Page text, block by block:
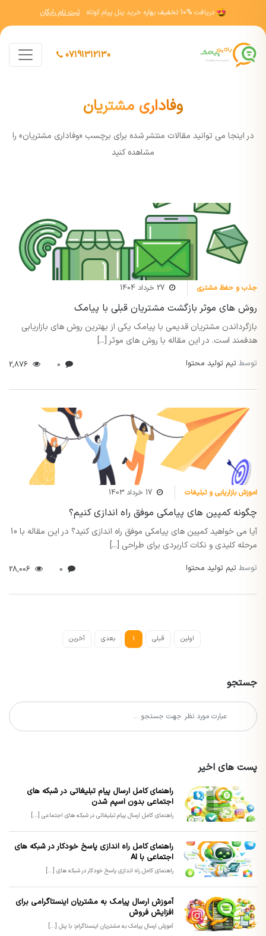
دریافت 10% تخفیف بهاره خرید پنل پیام کوتاه ثبت نام رایگان
07191312130
وفاداری مشتریان
در اينجا مي توانيد مقالات منتشر شده برای برچسب «وفاداری مشتریان» را
مشاهده کنيد
جذب و حفظ مشتری 27 خرداد 1404
روش های موثر بازگشت مشتریان قبلی با پیامک
بازگرداندن مشتریان قدیمی با پیامک یکی از بهترین روش های بازاریابی
هدفمند است. در این مقاله با روش های موثر [...]
توسط تیم تولید محتوا
اموزش بازاریابی و تبلیغات 17 خرداد 1403
چگونه کمپین های پیامکی موفق راه اندازی کنیم؟
آیا می خواهید کمپین های پیامکی موفق راه اندازی کنید؟ در این مقاله با 10
مرحله کلیدی و نکات کاربردی برای طراحی [...]
توسط تیم تولید محتوا
اولین قبلی 1 بعدی آخرین
جستجو
پست های اخیر
راهنمای کامل ارسال پیام تبلیغاتی در شبکه های
اجتماعی بدون اسپم شدن
راهنمای کامل ارسال پیام تبلیغاتی در شبکه های اجتماعی [...]
راهنمای کامل راه اندازی پاسخ خودکار در شبکه های
اجتماعی با AI
راهنمای کامل راه اندازی پاسخ خودکار در شبکه های [...]
آموزش ارسال پیامک به مشتریان اینستاگرامی برای
افزایش فروش
آموزش ارسال پیامک به مشتریان اینستاگرام؛ با پنل [...]